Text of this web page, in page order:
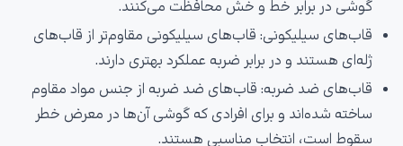
گوشی در برابر خط و خش محافظت می‌کنند.
قاب‌های سیلیکونی: قاب‌های سیلیکونی مقاوم‌تر از قاب‌های
ژله‌ای هستند و در برابر ضربه عملکرد بهتری دارند.
قاب‌های ضد ضربه: قاب‌های ضد ضربه از جنس مواد مقاوم
ساخته شده‌اند و برای افرادی که گوشی آن‌ها در معرض خطر
سقوط است، انتخاب مناسبی هستند.